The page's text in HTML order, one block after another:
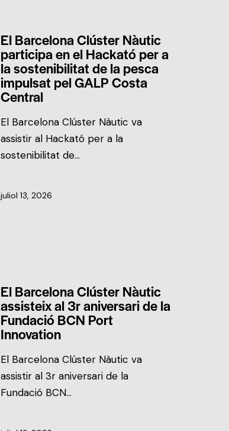
El Barcelona Clúster Nàutic
participa en el Hackató per a
la sostenibilitat de la pesca
impulsat pel GALP Costa
Central
El Barcelona Clúster Nàutic va
assistir al Hackató per a la
sostenibilitat de…
juliol 13, 2026
El Barcelona Clúster Nàutic
assisteix al 3r aniversari de la
Fundació BCN Port
Innovation
El Barcelona Clúster Nàutic va
assistir al 3r aniversari de la
Fundació BCN…